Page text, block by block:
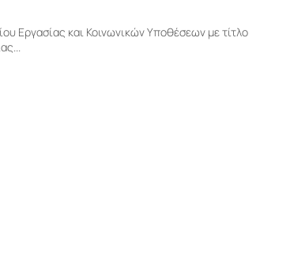
Εργασίας και Κοινωνικών Υποθέσεων με τίτλο